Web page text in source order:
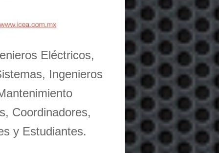
Eléctricos,
Ingenieros
Coordinadores,
y Estudiantes.